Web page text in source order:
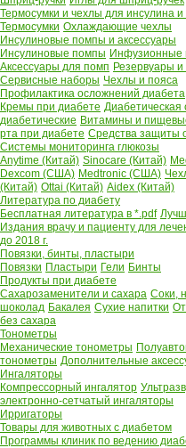
Термосумки и чехлы для инсулина
Термосумки Охлаждающие чехлы
Инсулиновые помпы и аксессуары
Инсулиновые помпы Инфузионные
Аксессуары для помп Резервуары
Сервисные наборы Чехлы и пояса
Профилактика осложнений диабета
Кремы при диабете Диабетическая
диабетические Витамины и
рта при диабете Средства защиты
Системы мониторинга глюкозы
Anytime (Китай) Sinocare (Китай)
Dexcom (США) Medtronic (США)
(Китай) Ottai (Китай) Aidex (Китай)
Литература по диабету
Бесплатная литература в *.pdf
Издания врачу и пациенту для
до 2018 г.
Повязки, бинты, пластыри
Повязки Пластыри Гели Бинты
Продукты при диабете
Сахарозаменители и сахара Соки,
шоколад Бакалея Сухие напитки
без сахара
Тонометры
Механические тонометры
тонометры Дополнительные
Ингаляторы
Компрессорный ингалятор
электронно-сетчатый ингаляторы
Ирригаторы
Товары для животных с диабетом
Программы клиник по ведению